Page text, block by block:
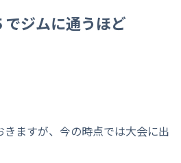
ジムに通うほど
ますが、今の時点では大会に出